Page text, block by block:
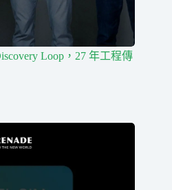
Loop，27 年工程傳